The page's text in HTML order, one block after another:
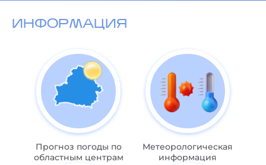
ИНФОРМАЦИЯ
Прогноз погоды по
областным центрам
Метеорологическая
информация